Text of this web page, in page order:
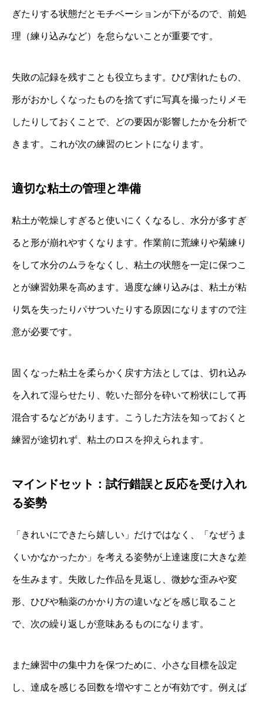
ぎたりする状態だとモチベーションが下がるので、前処
理（練り込みなど）を怠らないことが重要です。
失敗の記録を残すことも役立ちます。ひび割れたもの、
形がおかしくなったものを捨てずに写真を撮ったりメモ
したりしておくことで、どの要因が影響したかを分析で
きます。これが次の練習のヒントになります。
適切な粘土の管理と準備
粘土が乾燥しすぎると使いにくくなるし、水分が多すぎ
ると形が崩れやすくなります。作業前に荒練りや菊練り
をして水分のムラをなくし、粘土の状態を一定に保つこ
とが練習効果を高めます。過度な練り込みは、粘土が粘
り気を失ったりパサついたりする原因になりますので注
意が必要です。
固くなった粘土を柔らかく戻す方法としては、切れ込み
を入れて湿らせたり、乾いた部分を砕いて粉状にして再
混合するなどがあります。こうした方法を知っておくと
練習が途切れず、粘土のロスを抑えられます。
マインドセット：試行錯誤と反応を受け入れ
る姿勢
「きれいにできたら嬉しい」だけではなく、「なぜうま
くいかなかったか」を考える姿勢が上達速度に大きな差
を生みます。失敗した作品を見返し、微妙な歪みや変
形、ひびや釉薬のかかり方の違いなどを感じ取ること
で、次の繰り返しが意味あるものになります。
また練習中の集中力を保つために、小さな目標を設定
し、達成を感じる回数を増やすことが有効です。例えば